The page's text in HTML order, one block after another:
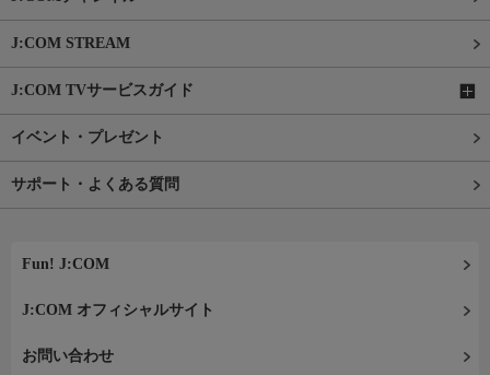
J:COM STREAM
J:COM TVサービスガイド
イベント・プレゼント
サポート・よくある質問
Fun! J:COM
J:COM オフィシャルサイト
お問い合わせ